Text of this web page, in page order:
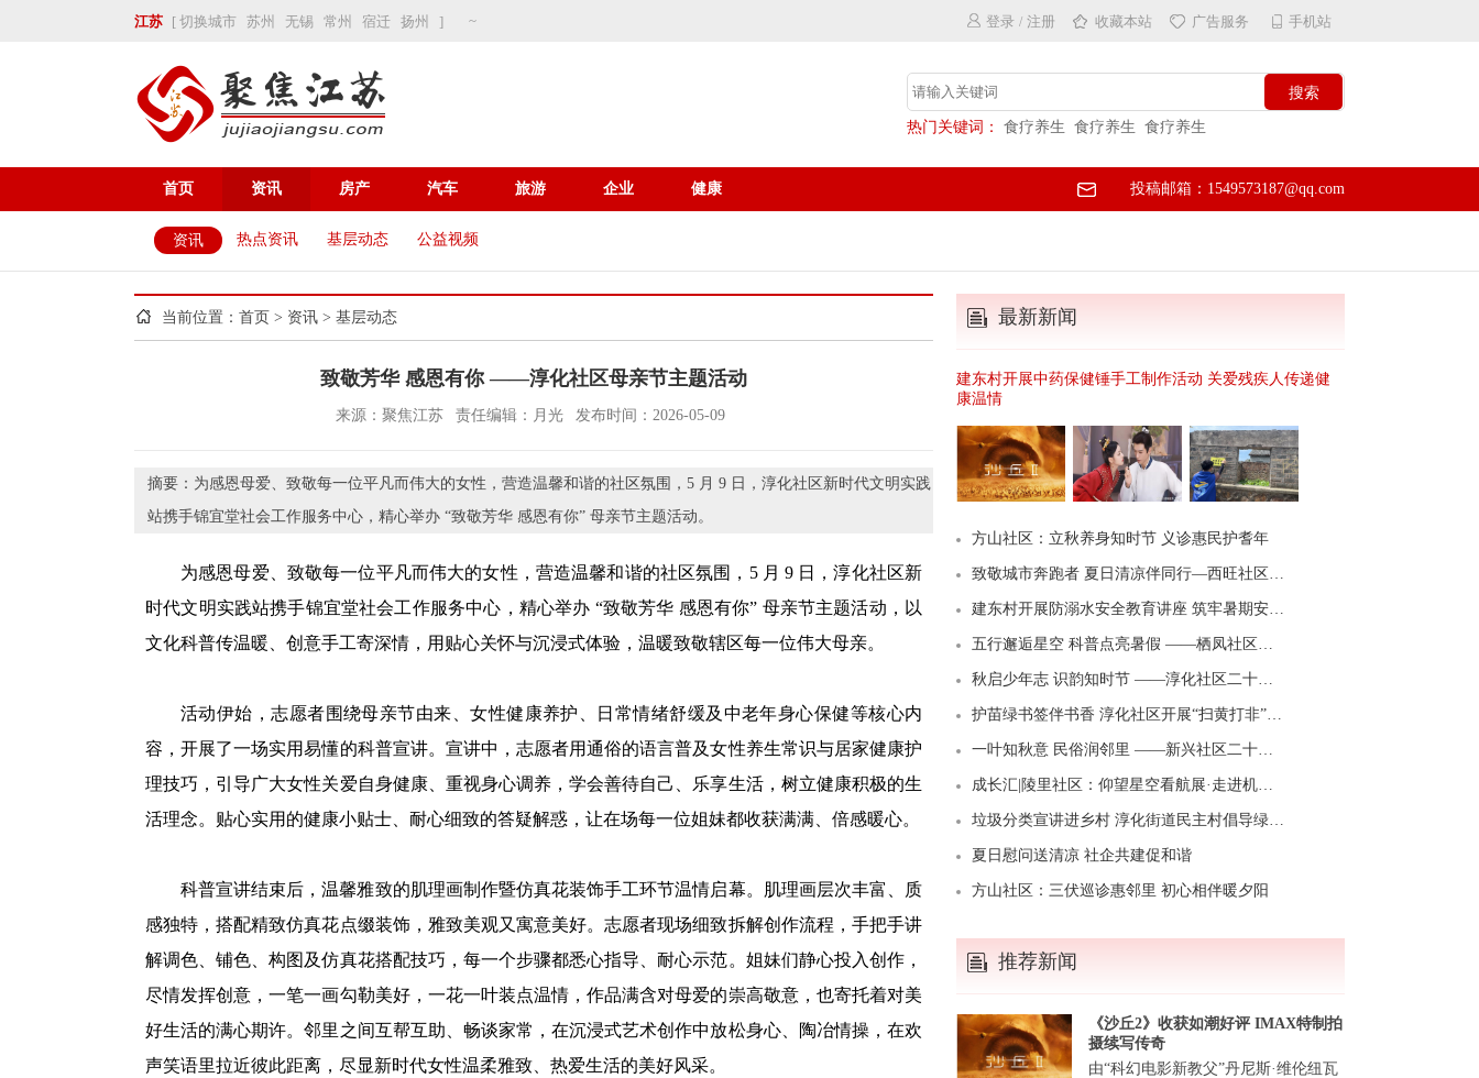
江苏 [ 切换城市 苏州 无锡 常州 宿迁 扬州 ] ~ 登录 / 注册 收藏本站 广告服务 手机站
热门关键词： 食疗养生 食疗养生 食疗养生
首页 资讯 房产 汽车 旅游 企业 健康 投稿邮箱：1549573187@qq.com
资讯 热点资讯 基层动态 公益视频
当前位置： 首页 > 资讯 > 基层动态
致敬芳华 感恩有你 ——淳化社区母亲节主题活动
来源：聚焦江苏 责任编辑：月光 发布时间：2026-05-09
摘要：为感恩母爱、致敬每一位平凡而伟大的女性，营造温馨和谐的社区氛围，5 月 9 日，淳化社区新时代文明实践
站携手锦宜堂社会工作服务中心，精心举办 “致敬芳华 感恩有你” 母亲节主题活动。
为感恩母爱、致敬每一位平凡而伟大的女性，营造温馨和谐的社区氛围，5 月 9 日，淳化社区新
时代文明实践站携手锦宜堂社会工作服务中心，精心举办 “致敬芳华 感恩有你” 母亲节主题活动，以
文化科普传温暖、创意手工寄深情，用贴心关怀与沉浸式体验，温暖致敬辖区每一位伟大母亲。
活动伊始，志愿者围绕母亲节由来、女性健康养护、日常情绪舒缓及中老年身心保健等核心内
容，开展了一场实用易懂的科普宣讲。宣讲中，志愿者用通俗的语言普及女性养生常识与居家健康护
理技巧，引导广大女性关爱自身健康、重视身心调养，学会善待自己、乐享生活，树立健康积极的生
活理念。贴心实用的健康小贴士、耐心细致的答疑解惑，让在场每一位姐妹都收获满满、倍感暖心。
科普宣讲结束后，温馨雅致的肌理画制作暨仿真花装饰手工环节温情启幕。肌理画层次丰富、质
感独特，搭配精致仿真花点缀装饰，雅致美观又寓意美好。志愿者现场细致拆解创作流程，手把手讲
解调色、铺色、构图及仿真花搭配技巧，每一个步骤都悉心指导、耐心示范。姐妹们静心投入创作，
尽情发挥创意，一笔一画勾勒美好，一花一叶装点温情，作品满含对母爱的崇高敬意，也寄托着对美
好生活的满心期许。邻里之间互帮互助、畅谈家常，在沉浸式艺术创作中放松身心、陶冶情操，在欢
声笑语里拉近彼此距离，尽显新时代女性温柔雅致、热爱生活的美好风采。
最新新闻
建东村开展中药保健锤手工制作活动 关爱残疾人传递健
康温情
方山社区：立秋养身知时节 义诊惠民护耆年
致敬城市奔跑者 夏日清凉伴同行—西旺社区开展新业态劳动者慰问活动
建东村开展防溺水安全教育讲座 筑牢暑期安全防线
五行邂逅星空 科普点亮暑假 ——栖凤社区爱心暑托班开展传统文化与天文融合科普活动
秋启少年志 识韵知时节 ——淳化社区二十四节气之“立秋”节气主题活动
护苗绿书签伴书香 淳化社区开展“扫黄打非”主题阅读活动
一叶知秋意 民俗润邻里 ——新兴社区二十四节气之“立秋”节气主题活动
成长汇|陵里社区：仰望星空看航展·走进机御探科技
垃圾分类宣讲进乡村 淳化街道民主村倡导绿色新风尚
夏日慰问送清凉 社企共建促和谐
方山社区：三伏巡诊惠邻里 初心相伴暖夕阳
推荐新闻
《沙丘2》收获如潮好评 IMAX特制拍
摄续写传奇
由“科幻电影新教父”丹尼斯·维伦纽瓦